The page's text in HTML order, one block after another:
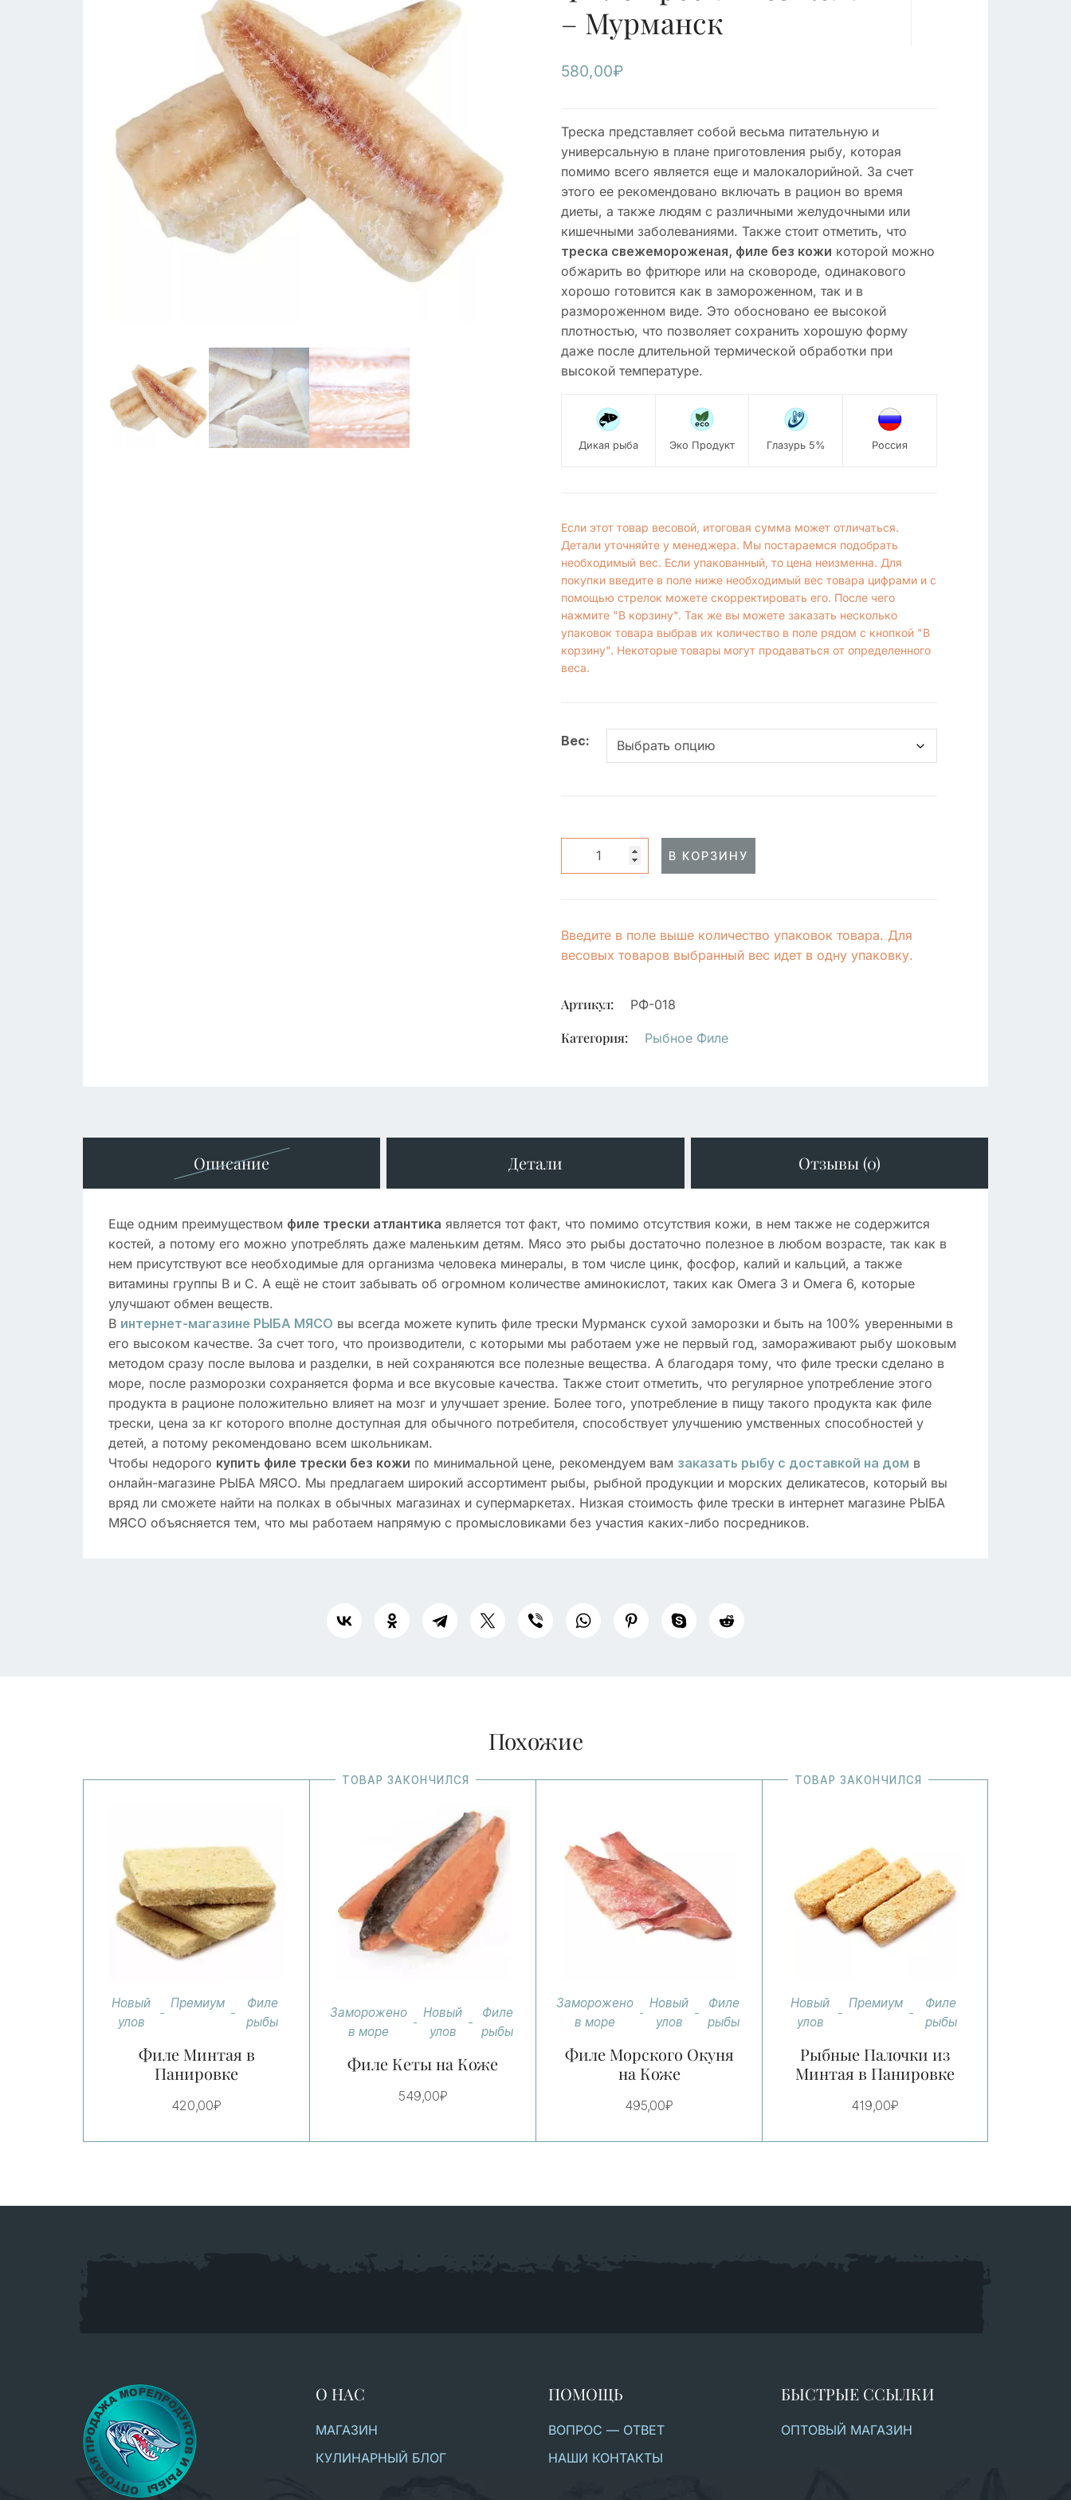
– Мурманск
580,00₽
Треска представляет собой весьма питательную и
универсальную в плане приготовления рыбу, которая
помимо всего является еще и малокалорийной. За счет
этого ее рекомендовано включать в рацион во время
диеты, а также людям с различными желудочными или
кишечными заболеваниями. Также стоит отметить, что
треска свежемороженая, филе без кожи которой можно
обжарить во фритюре или на сковороде, одинакового
хорошо готовится как в замороженном, так и в
размороженном виде. Это обосновано ее высокой
плотностью, что позволяет сохранить хорошую форму
даже после длительной термической обработки при
высокой температуре.
Дикая рыба Эко Продукт Глазурь 5% Россия
Если этот товар весовой, итоговая сумма может отличаться.
Детали уточняйте у менеджера. Мы постараемся подобрать
необходимый вес. Если упакованный, то цена неизменна. Для
покупки введите в поле ниже необходимый вес товара цифрами и с
помощью стрелок можете скорректировать его. После чего
нажмите "В корзину". Так же вы можете заказать несколько
упаковок товара выбрав их количество в поле рядом с кнопкой "В
корзину". Некоторые товары могут продаваться от определенного
веса.
Вес:
В КОРЗИНУ
Введите в поле выше количество упаковок товара. Для
весовых товаров выбранный вес идет в одну упаковку.
Артикул: РФ-018
Категория: Рыбное Филе
Описание Детали Отзывы (0)
Еще одним преимуществом филе трески атлантика является тот факт, что помимо отсутствия кожи, в нем также не содержится
костей, а потому его можно употреблять даже маленьким детям. Мясо это рыбы достаточно полезное в любом возрасте, так как в
нем присутствуют все необходимые для организма человека минералы, в том числе цинк, фосфор, калий и кальций, а также
витамины группы В и С. А ещё не стоит забывать об огромном количестве аминокислот, таких как Омега 3 и Омега 6, которые
улучшают обмен веществ.
В интернет-магазине РЫБА МЯСО вы всегда можете купить филе трески Мурманск сухой заморозки и быть на 100% уверенными в
его высоком качестве. За счет того, что производители, с которыми мы работаем уже не первый год, замораживают рыбу шоковым
методом сразу после вылова и разделки, в ней сохраняются все полезные вещества. А благодаря тому, что филе трески сделано в
море, после разморозки сохраняется форма и все вкусовые качества. Также стоит отметить, что регулярное употребление этого
продукта в рационе положительно влияет на мозг и улучшает зрение. Более того, употребление в пищу такого продукта как филе
трески, цена за кг которого вполне доступная для обычного потребителя, способствует улучшению умственных способностей у
детей, а потому рекомендовано всем школьникам.
Чтобы недорого купить филе трески без кожи по минимальной цене, рекомендуем вам заказать рыбу с доставкой на дом в
онлайн-магазине РЫБА МЯСО. Мы предлагаем широкий ассортимент рыбы, рыбной продукции и морских деликатесов, который вы
вряд ли сможете найти на полках в обычных магазинах и супермаркетах. Низкая стоимость филе трески в интернет магазине РЫБА
МЯСО объясняется тем, что мы работаем напрямую с промысловиками без участия каких-либо посредников.
Похожие
Новый
улов
Премиум
Филе
рыбы
Филе Минтая в
Панировке
420,00₽
ТОВАР ЗАКОНЧИЛСЯ
Заморожено
в море
Новый
улов
Филе
рыбы
Филе Кеты на Коже
549,00₽
Заморожено
в море
Новый
улов
Филе
рыбы
Филе Морского Окуня
на Коже
495,00₽
ТОВАР ЗАКОНЧИЛСЯ
Новый
улов
Премиум
Филе
рыбы
Рыбные Палочки из
Минтая в Панировке
419,00₽
О НАС
МАГАЗИН
КУЛИНАРНЫЙ БЛОГ
ПОМОЩЬ
ВОПРОС — ОТВЕТ
НАШИ КОНТАКТЫ
БЫСТРЫЕ ССЫЛКИ
ОПТОВЫЙ МАГАЗИН